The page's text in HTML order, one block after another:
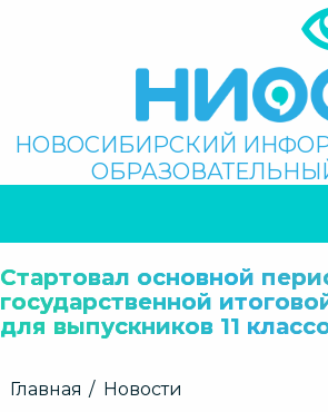
Поиск
НОВОСИБИРСКИЙ
НАВИГАЦИЯ
Стартовал основной
государственной
для выпускников 11
Строка
Главная
Новости